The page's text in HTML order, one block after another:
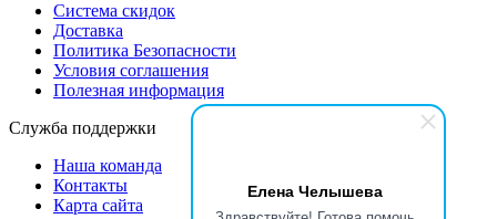
Елена Челышева
Система скидок
Доставка
Политика Безопасности
Условия соглашения
Полезная информация
Служба поддержки
Наша команда
Контакты
Карта сайта